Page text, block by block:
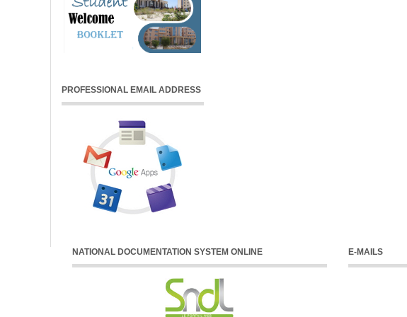
PROFESSIONAL EMAIL ADDRESS
NATIONAL DOCUMENTATION SYSTEM ONLINE E-MAILS